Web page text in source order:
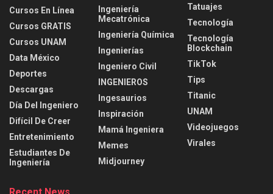
Cursos En Línea
Cursos GRATIS
Cursos UNAM
Data México
Deportes
Descargas
Día Del Ingeniero
Difícil De Creer
Entretenimiento
Estudiantes De
Ingeniería
Ingeniería
Mecatrónica
Ingeniería Química
Ingenierías
Ingeniero Civil
INGENIEROS
Ingesaurios
Inspiración
Mamá Ingeniera
Memes
Midjourney
Tatuajes
Tecnología
Tecnología
Blockchain
TikTok
Tips
Titanic
UNAM
Videojuegos
Virales